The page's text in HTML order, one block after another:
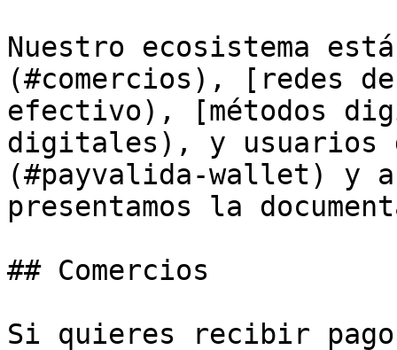
Nuestro ecosistema
(#comercios), [redes
efectivo), [métodos
digitales), y usuarios
(#payvalida-wallet) y
presentamos la
## Comercios
Si quieres recibir